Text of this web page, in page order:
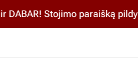
Stojimo paraišką pildyk